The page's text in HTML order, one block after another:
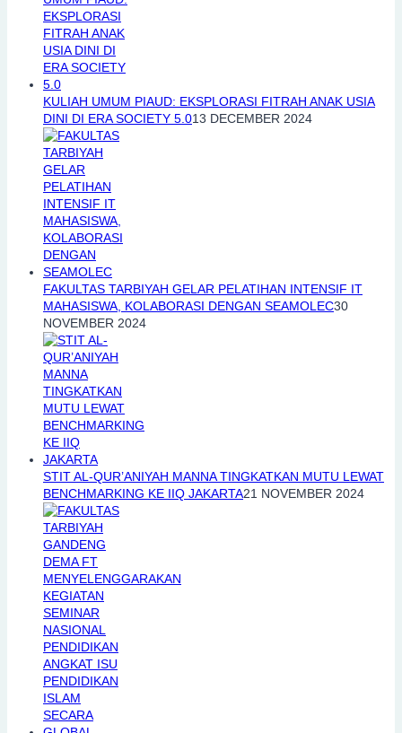
KULIAH UMUM PIAUD: EKSPLORASI FITRAH ANAK USIA
DINI DI ERA SOCIETY 5.013 DECEMBER 2024
FAKULTAS TARBIYAH GELAR PELATIHAN INTENSIF IT
MAHASISWA, KOLABORASI DENGAN SEAMOLEC30
NOVEMBER 2024
STIT AL-QUR’ANIYAH MANNA TINGKATKAN MUTU LEWAT
BENCHMARKING KE IIQ JAKARTA21 NOVEMBER 2024